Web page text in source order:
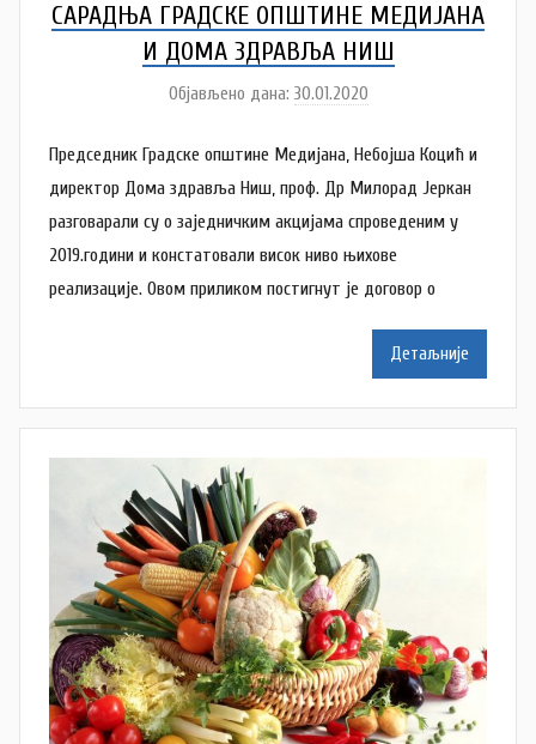
САРАДЊА ГРАДСКЕ ОПШТИНЕ МЕДИЈАНА
И ДОМА ЗДРАВЉА НИШ
Објављено дана: 30.01.2020
т
о
р
D
o
d
r
a
Председник Градске општине Медијана, Небојша Коцић и
директор Дома здравља Ниш, проф. Др Милорад Јеркан
разговарали су о заједничким акцијама спроведеним у
2019.години и констатовали висок ниво њихове
реализације. Овом приликом постигнут је договор о
Детаљније